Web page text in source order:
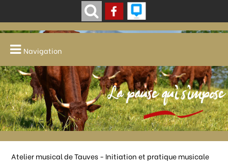
Navigation
La pause qui s'impose
Atelier musical de Tauves - Initiation et pratique musicale